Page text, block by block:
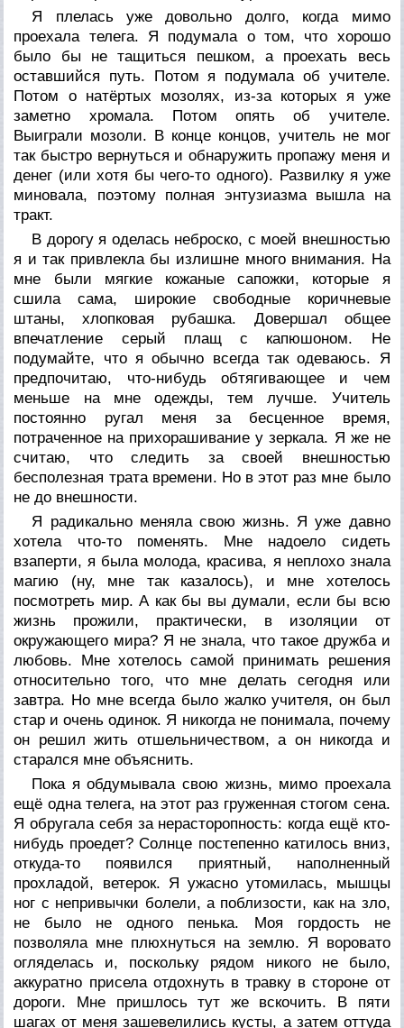
Я плелась уже довольно долго, когда мимо
проехала телега. Я подумала о том, что хорошо
было бы не тащиться пешком, а проехать весь
оставшийся путь. Потом я подумала об учителе.
Потом о натёртых мозолях, из-за которых я уже
заметно хромала. Потом опять об учителе.
Выиграли мозоли. В конце концов, учитель не мог
так быстро вернуться и обнаружить пропажу меня и
денег (или хотя бы чего-то одного). Развилку я уже
миновала, поэтому полная энтузиазма вышла на
тракт.
В дорогу я оделась неброско, с моей внешностью
я и так привлекла бы излишне много внимания. На
мне были мягкие кожаные сапожки, которые я
сшила сама, широкие свободные коричневые
штаны, хлопковая рубашка. Довершал общее
впечатление серый плащ с капюшоном. Не
подумайте, что я обычно всегда так одеваюсь. Я
предпочитаю, что-нибудь обтягивающее и чем
меньше на мне одежды, тем лучше. Учитель
постоянно ругал меня за бесценное время,
потраченное на прихорашивание у зеркала. Я же не
считаю, что следить за своей внешностью
бесполезная трата времени. Но в этот раз мне было
не до внешности.
Я радикально меняла свою жизнь. Я уже давно
хотела что-то поменять. Мне надоело сидеть
взаперти, я была молода, красива, я неплохо знала
магию (ну, мне так казалось), и мне хотелось
посмотреть мир. А как бы вы думали, если бы всю
жизнь прожили, практически, в изоляции от
окружающего мира? Я не знала, что такое дружба и
любовь. Мне хотелось самой принимать решения
относительно того, что мне делать сегодня или
завтра. Но мне всегда было жалко учителя, он был
стар и очень одинок. Я никогда не понимала, почему
он решил жить отшельничеством, а он никогда и
старался мне объяснить.
Пока я обдумывала свою жизнь, мимо проехала
ещё одна телега, на этот раз груженная стогом сена.
Я обругала себя за нерасторопность: когда ещё кто-
нибудь проедет? Солнце постепенно катилось вниз,
откуда-то появился приятный, наполненный
прохладой, ветерок. Я ужасно утомилась, мышцы
ног с непривычки болели, а поблизости, как на зло,
не было не одного пенька. Моя гордость не
позволяла мне плюхнуться на землю. Я воровато
огляделась и, поскольку рядом никого не было,
аккуратно присела отдохнуть в травку в стороне от
дороги. Мне пришлось тут же вскочить. В пяти
шагах от меня зашевелились кусты, а затем оттуда